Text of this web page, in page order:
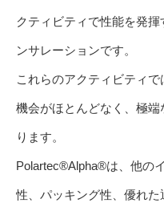
クティビティで性能を発
ンサレーションです。
これらのアクティビティ
機会がほとんどなく、極
ります。
Polartec®Alpha®は、他の
性、パッキング性、優れ